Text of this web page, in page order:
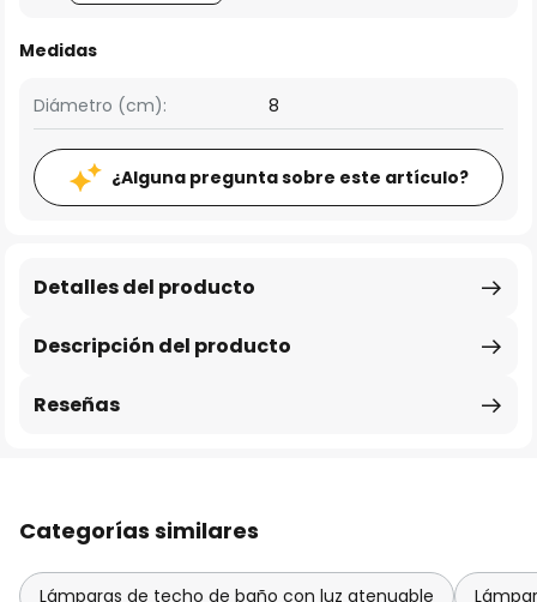
Medidas
Diámetro (cm): 8
¿Alguna pregunta sobre este artículo?
Descripción del producto
Detalles del producto
Reseñas
Categorías similares
Lámparas de techo de baño con luz atenuable